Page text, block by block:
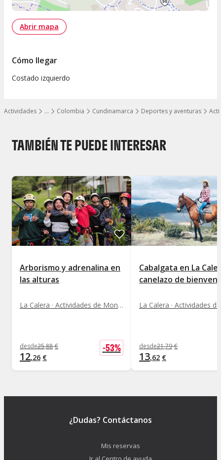
…
Mostrar todos los niveles
Actividades Colombia Cundinamarca Deportes y aventuras
Abrir mapa
Cómo llegar
Costado izquierdo
TAMBIÉN TE PUEDE INTERESAR
Arborismo y adrenalina en
las alturas
La Calera · Actividades de Montaña
desde25,88 €
12,26 €
-53%
Cabalgata en La
canelazo de
desde21,79 €
13,62 €
¿Dudas? Contáctanos
Mis reservas